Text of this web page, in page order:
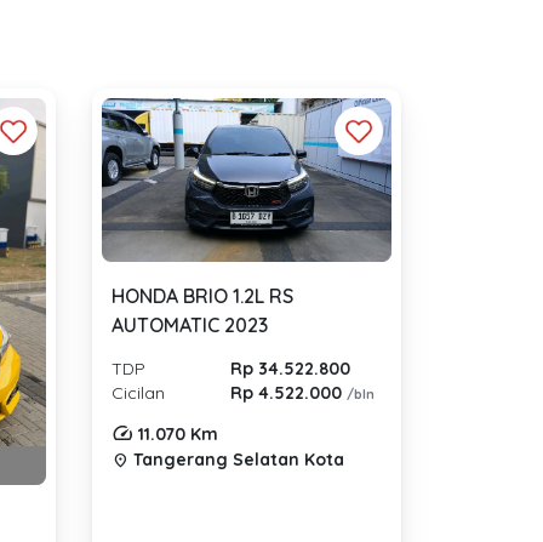
HONDA BRIO 1.2L RS
AUTOMATIC 2023
TDP
Rp 34.522.800
Cicilan
Rp 4.522.000/bln
11.070 Km
location_on Tangerang Selatan Kota